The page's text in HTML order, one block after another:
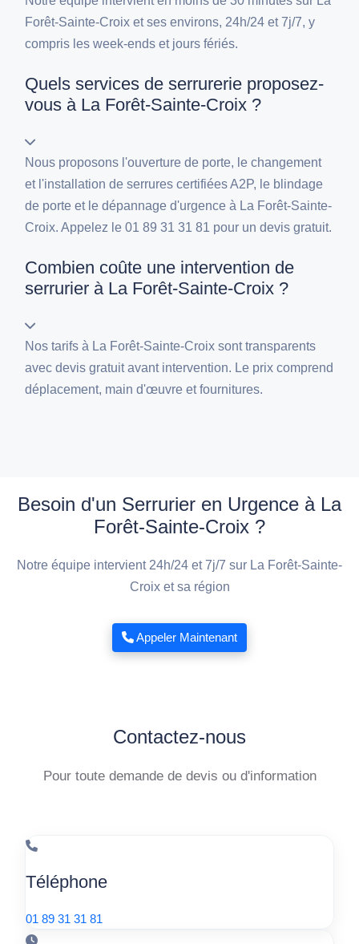
Forêt-Sainte-Croix et ses environs, 24h/24 et 7j/7, y
compris les week-ends et jours fériés.
Quels services de serrurerie proposez-
vous à La Forêt-Sainte-Croix ?
Nous proposons l'ouverture de porte, le changement
et l'installation de serrures certifiées A2P, le blindage
de porte et le dépannage d'urgence à La Forêt-Sainte-
Croix. Appelez le 01 89 31 31 81 pour un devis gratuit.
Combien coûte une intervention de
serrurier à La Forêt-Sainte-Croix ?
Nos tarifs à La Forêt-Sainte-Croix sont transparents
avec devis gratuit avant intervention. Le prix comprend
déplacement, main d'œuvre et fournitures.
Besoin d'un Serrurier en Urgence à La
Forêt-Sainte-Croix ?
Notre équipe intervient 24h/24 et 7j/7 sur La Forêt-Sainte-
Croix et sa région
Appeler Maintenant
Contactez-nous
Pour toute demande de devis ou d'information
Téléphone
01 89 31 31 81